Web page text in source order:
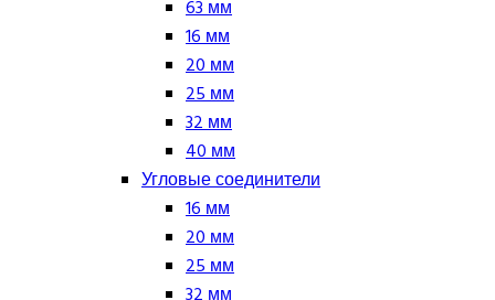
63 мм
16 мм
20 мм
25 мм
32 мм
40 мм
Угловые соединители
16 мм
20 мм
25 мм